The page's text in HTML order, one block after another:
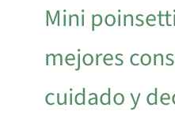
Mini
mejores
cuidado y